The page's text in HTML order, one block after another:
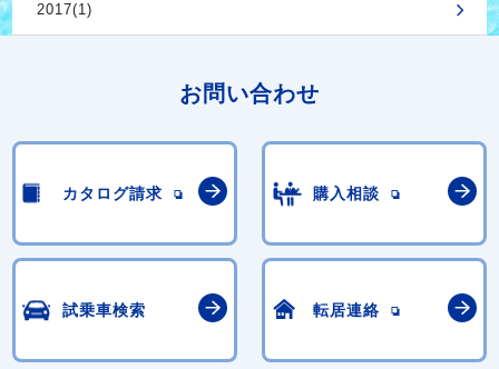
2017(1)
お問い合わせ
カタログ請求 購入相談
試乗車検索 転居連絡